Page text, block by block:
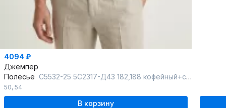
4094 ₽
Джемпер
Полесье С5532-25 5С2317-Д43 182,188 кофейный+суровый
50, 54
В корзину